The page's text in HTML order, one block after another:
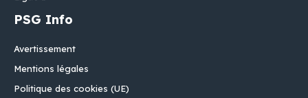
PSG Info
Avertissement
Mentions légales
Politique des cookies (UE)